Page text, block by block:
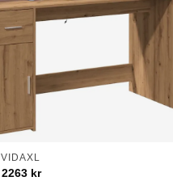
VIDAXL
2263 kr